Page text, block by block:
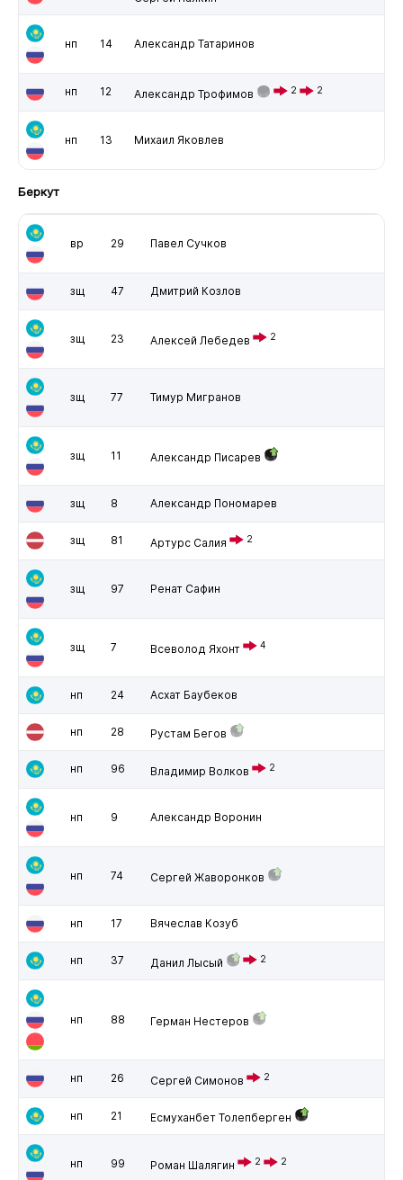
нп 14 Александр Татаринов
нп 12 Александр Трофимов 2 2
нп 13 Михаил Яковлев
Беркут
вр 29 Павел Сучков
зщ 47 Дмитрий Козлов
зщ 23 Алексей Лебедев 2
зщ 77 Тимур Мигранов
зщ 11 Александр Писарев
зщ 8 Александр Пономарев
зщ 81 Артурс Салия 2
зщ 97 Ренат Сафин
зщ 7 Всеволод Яхонт 4
нп 24 Асхат Баубеков
нп 28 Рустам Бегов
нп 96 Владимир Волков 2
нп 9 Александр Воронин
нп 74 Сергей Жаворонков
нп 17 Вячеслав Козуб
нп 37 Данил Лысый 2
нп 88 Герман Нестеров
нп 26 Сергей Симонов 2
нп 21 Есмуханбет Толепберген
нп 99 Роман Шалягин 2 2